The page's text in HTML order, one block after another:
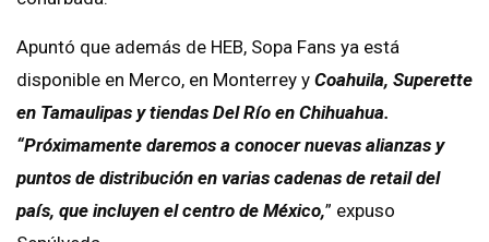
Apuntó que además de HEB, Sopa Fans ya está
disponible en Merco, en Monterrey y Coahuila, Superette
en Tamaulipas y tiendas Del Río en Chihuahua.
“Próximamente daremos a conocer nuevas alianzas y
puntos de distribución en varias cadenas de retail del
país, que incluyen el centro de México,” expuso